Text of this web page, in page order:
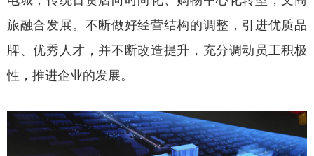
旅融合发展。不断做好经营结构的调整，引进优质品
牌、优秀人才，并不断改造提升，充分调动员工积极
性，推进企业的发展。